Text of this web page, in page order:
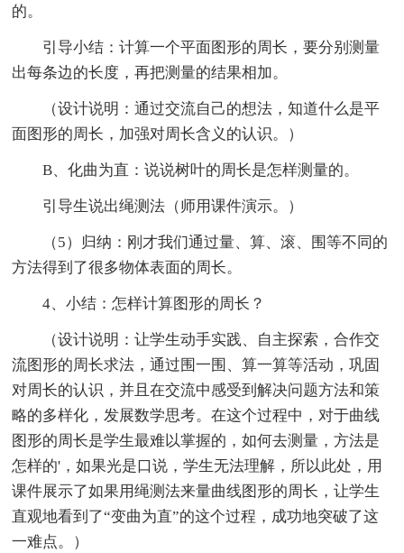
的。
引导小结：计算一个平面图形的周长，要分别测量
出每条边的长度，再把测量的结果相加。
（设计说明：通过交流自己的想法，知道什么是平
面图形的周长，加强对周长含义的认识。）
B、化曲为直：说说树叶的周长是怎样测量的。
引导生说出绳测法（师用课件演示。）
（5）归纳：刚才我们通过量、算、滚、围等不同的
方法得到了很多物体表面的周长。
4、小结：怎样计算图形的周长？
（设计说明：让学生动手实践、自主探索，合作交
流图形的周长求法，通过围一围、算一算等活动，巩固
对周长的认识，并且在交流中感受到解决问题方法和策
略的多样化，发展数学思考。在这个过程中，对于曲线
图形的周长是学生最难以掌握的，如何去测量，方法是
怎样的'，如果光是口说，学生无法理解，所以此处，用
课件展示了如果用绳测法来量曲线图形的周长，让学生
直观地看到了“变曲为直”的这个过程，成功地突破了这
一难点。）